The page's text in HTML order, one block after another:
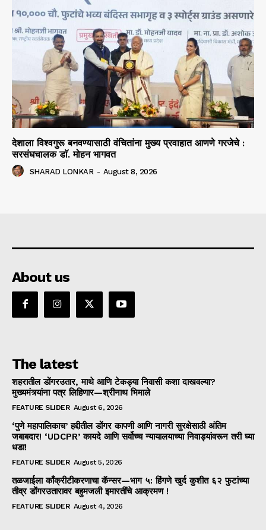
देशाला विश्वगुरू बनवण्यासाठी वंचितांना मुख्य प्रवाहात आणणे गरजेचे :
सरसंघचालक डाॅ. मोहन भागवत
SHARAD LONKAR - August 8, 2026
About us
The latest
शहरातील डोंगरउतार, माथे आणि टेकड्या निवासी कशा दाखवल्या?
मुख्यमंत्र्यांना पत्र लिहिणार—श्रीनाथ भिमाले
FEATURE SLIDER August 6, 2026
‘पुणे महापालिकाच’ हद्दीतील डोंगर कापणी आणि नागरी सुरक्षेसाठी अंतिम
जबाबदार! ‘UDCPR’ कायदे आणि सर्वोच्च न्यायालयाच्या निवाड्यांवरून तरी घ्या
धडा!
FEATURE SLIDER August 5, 2026
तळजाईला काँक्रीटीकरणाचा कॅन्सर—भाग ५: हिंगणे खुर्द कुशीत ६२ फुटांच्या
तीव्र डोंगरउतारावर बहुमजली इमारतींचे आक्रमण !
FEATURE SLIDER August 4, 2026